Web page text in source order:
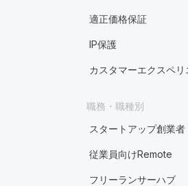
適正価格保証
IP保護
カスタマーエクスペリ
職務・職種別
スタートアップ創業者
従業員向けRemote
フリーランサーハブ